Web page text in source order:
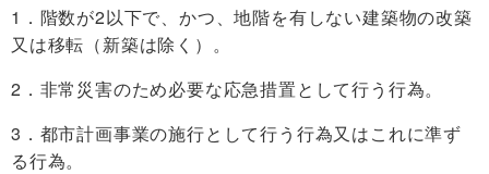
1．階数が2以下で、かつ、地階を有しない建築物の改築
又は移転（新築は除く）。
2．非常災害のため必要な応急措置として行う行為。
3．都市計画事業の施行として行う行為又はこれに準ず
る行為。